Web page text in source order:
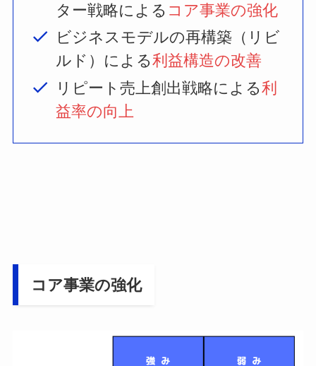
ター戦略による コア事業の強化
ビジネスモデルの再構築（リビ
ルド）による利益構造の改善
リピート売上創出戦略による利
益率の向上
コア事業の強化